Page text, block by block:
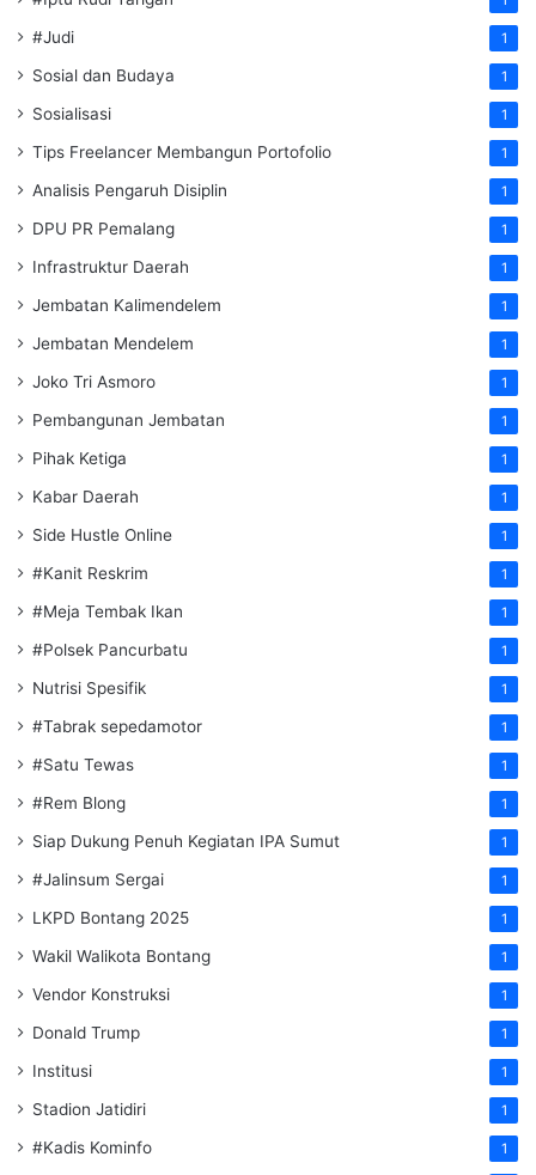
#Judi 1
Sosial dan Budaya 1
Sosialisasi 1
Tips Freelancer Membangun Portofolio 1
Analisis Pengaruh Disiplin 1
DPU PR Pemalang 1
Infrastruktur Daerah 1
Jembatan Kalimendelem 1
Jembatan Mendelem 1
Joko Tri Asmoro 1
Pembangunan Jembatan 1
Pihak Ketiga 1
Kabar Daerah 1
Side Hustle Online 1
#Kanit Reskrim 1
#Meja Tembak Ikan 1
#Polsek Pancurbatu 1
Nutrisi Spesifik 1
#Tabrak sepedamotor 1
#Satu Tewas 1
#Rem Blong 1
Siap Dukung Penuh Kegiatan IPA Sumut 1
#Jalinsum Sergai 1
LKPD Bontang 2025 1
Wakil Walikota Bontang 1
Vendor Konstruksi 1
Donald Trump 1
Institusi 1
Stadion Jatidiri 1
#Kadis Kominfo 1